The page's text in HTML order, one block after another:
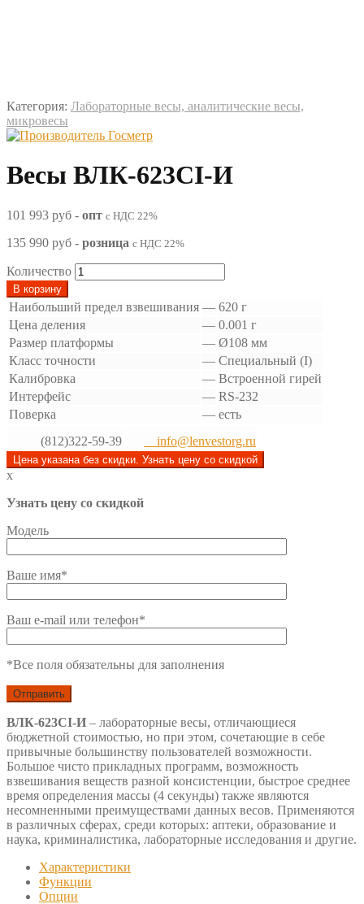
Категория: Лабораторные весы, аналитические весы,
микровесы
Весы ВЛК-623СI-И
101 993 руб - опт с НДС 22%
135 990 руб - розница с НДС 22%
Количество
В корзину
Наибольший предел взвешивания — 620 г
Цена деления
— 0.001 г
Размер платформы
— Ø108 мм
Класс точности
— Специальный (I)
Калибровка
— Встроенной гирей
Интерфейс
— RS-232
Поверка
— есть
(812)322-59-39
info@lenvestorg.ru
Цена указана без скидки. Узнать цену со скидкой
x
Узнать цену со скидкой
Модель
Ваше имя*
Ваш e-mail или телефон*
*Все поля обязательны для заполнения
ВЛК-623СI-И – лабораторные весы, отличающиеся
бюджетной стоимостью, но при этом, сочетающие в себе
привычные большинству пользователей возможности.
Большое чисто прикладных программ, возможность
взвешивания веществ разной консистенции, быстрое среднее
время определения массы (4 секунды) также являются
несомненными преимуществами данных весов. Применяются
в различных сферах, среди которых: аптеки, образование и
наука, криминалистика, лабораторные исследования и другие.
Характеристики
Функции
Опции